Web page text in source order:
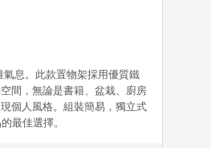
息。此款置物架採用優質鐵
間，無論是書籍、盆栽、廚房
個人風格。組裝簡易，獨立式
最佳選擇。